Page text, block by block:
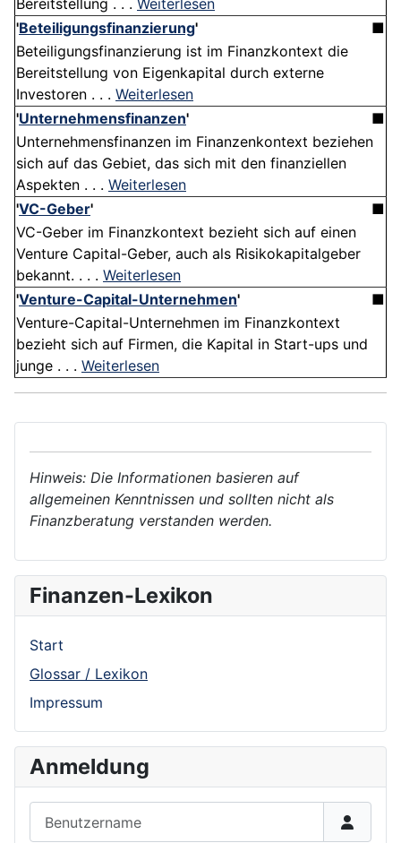
Bereitstellung . . . Weiterlesen
'Beteiligungsfinanzierung'
■
Beteiligungsfinanzierung ist im Finanzkontext die
Bereitstellung von Eigenkapital durch externe
Investoren . . . Weiterlesen
'Unternehmensfinanzen'
■
Unternehmensfinanzen im Finanzenkontext beziehen
sich auf das Gebiet, das sich mit den finanziellen
Aspekten . . . Weiterlesen
'VC-Geber'
■
VC-Geber im Finanzkontext bezieht sich auf einen
Venture Capital-Geber, auch als Risikokapitalgeber
bekannt. . . . Weiterlesen
'Venture-Capital-Unternehmen'
■
Venture-Capital-Unternehmen im Finanzkontext
bezieht sich auf Firmen, die Kapital in Start-ups und
junge . . . Weiterlesen
Hinweis: Die Informationen basieren auf
allgemeinen Kenntnissen und sollten nicht als
Finanzberatung verstanden werden.
Finanzen-Lexikon
Start
Glossar / Lexikon
Impressum
Anmeldung